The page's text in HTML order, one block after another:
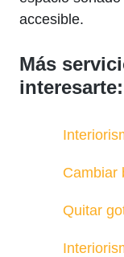
accesible.
Más
interesarte:
Cambiar
Quitar